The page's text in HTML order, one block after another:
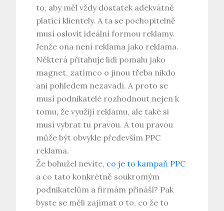
to, aby měl vždy dostatek adekvátně
platící klientely. A ta se pochopitelně
musí oslovit ideální formou reklamy.
Jenže ona není reklama jako reklama.
Některá přitahuje lidi pomalu jako
magnet, zatímco o jinou třeba nikdo
ani pohledem nezavadí. A proto se
musí podnikatelé rozhodnout nejen k
tomu, že využijí reklamu, ale také si
musí vybrat tu pravou. A tou pravou
může být obvykle především PPC
reklama.
Že bohužel nevíte, co je to kampaň PPC
a co tato konkrétně soukromým
podnikatelům a firmám přináší? Pak
byste se měli zajímat o to, co že to